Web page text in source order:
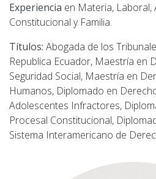
Experiencia en Materia, Laboral,
Constitucional y Familia.
Títulos: Abogada de los
Republica Ecuador, Maestría en
Seguridad Social, Maestría en
Humanos, Diplomado en
Adolescentes Infractores,
Procesal Constitucional,
Sistema Interamericano de